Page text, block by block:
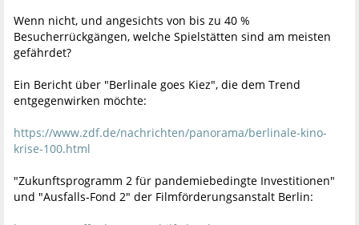
Wenn nicht, und angesichts von bis zu 40 %
Besucherrückgängen, welche Spielstätten sind am meisten
gefährdet?
Ein Bericht über "Berlinale goes Kiez", die dem Trend
entgegenwirken möchte:
https://www.zdf.de/nachrichten/panorama/berlinale-kino-
krise-100.html
"Zukunftsprogramm 2 für pandemiebedingte Investitionen"
und "Ausfalls-Fond 2" der Filmförderungsanstalt Berlin: